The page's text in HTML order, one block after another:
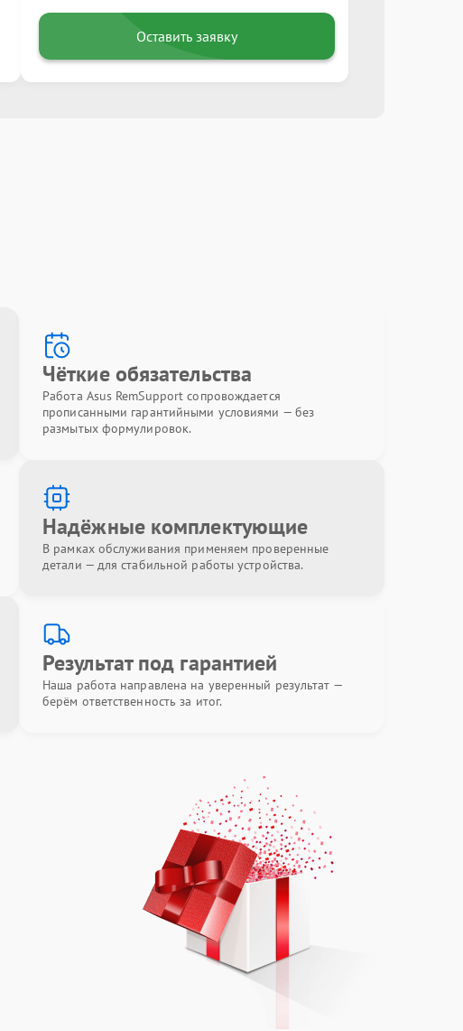
Оставить заявку
Чёткие обязательства
Работа Asus RemSupport сопровождается
прописанными гарантийными условиями — без
размытых формулировок.
Надёжные комплектующие
В рамках обслуживания применяем проверенные
детали — для стабильной работы устройства.
Результат под гарантией
Наша работа направлена на уверенный результат —
берём ответственность за итог.